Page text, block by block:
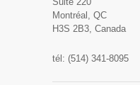
Montréal, QC
H3S 2B3, Canada
tél: (514) 341-8095